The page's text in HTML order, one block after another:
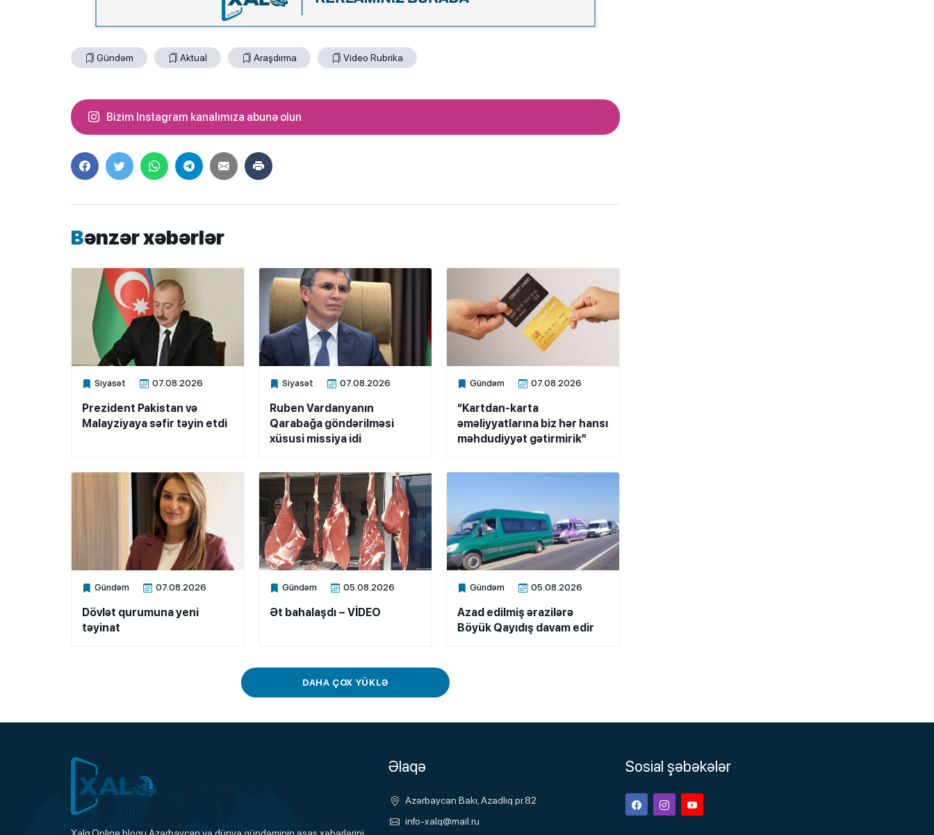
Gündəm Aktual Araşdırma Video Rubrika
Bizim Instagram kanalımıza abunə olun
Bənzər xəbərlər
Siyasət 07.08.2026
Xalq.Online
Prezident Pakistan və
Malayziyaya səfir təyin etdi
Siyasət 07.08.2026
Xalq.Online
Ruben Vardanyanın
Qarabağa göndərilməsi
xüsusi missiya idi
Gündəm 07.08.2026
Xalq.Online
“Kartdan-karta
əməliyyatlarına biz hər hansı
məhdudiyyət gətirmirik”
Gündəm 07.08.2026
Xalq.Online
Dövlət qurumuna yeni
təyinat
Gündəm 05.08.2026
Xalq.Online
Ət bahalaşdı – VİDEO
Gündəm 05.08.2026
Xalq.Online
Azad edilmiş ərazilərə
Böyük Qayıdış davam edir
DAHA ÇOX YÜKLƏ
Əlaqə
Azərbaycan Bakı, Azadlıq pr.82
info-xalq@mail.ru
Sosial şəbəkələr
FacebookInstagramYoutube